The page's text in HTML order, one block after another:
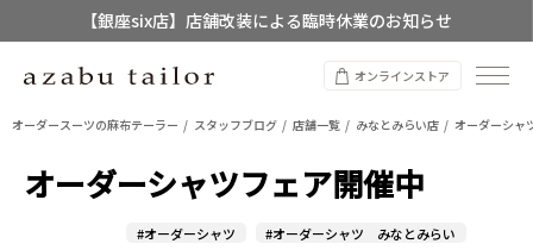
【店舗限定】レディースオーダースーツ
8/12~8/16 夏季休業のお知らせオンラインストア
オーダースーツの麻布テーラー スタッフブログ 店舗一覧 みなとみらい店 オーダーシャ
オーダーシャツフェア開催中
#オーダーシャツ
#オーダーシャツ みなとみらい